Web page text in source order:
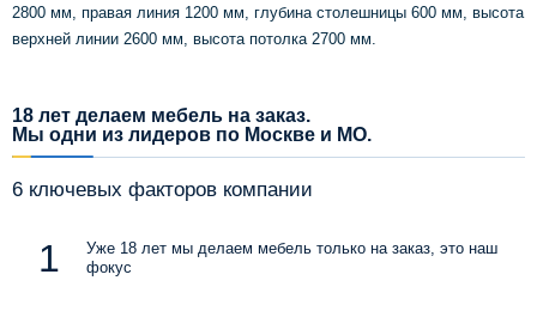
2800 мм, правая линия 1200 мм, глубина столешницы 600 мм, высота
верхней линии 2600 мм, высота потолка 2700 мм.
18 лет делаем мебель на заказ.
Мы одни из лидеров по Москве и МО.
6 ключевых факторов компании
Уже 18 лет мы делаем мебель только на заказ, это наш
фокус